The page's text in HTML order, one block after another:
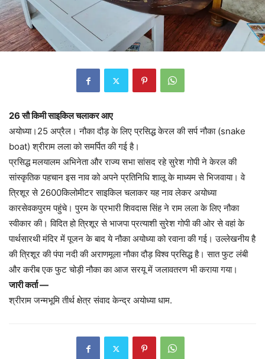
26 सौ किमी साइकिल चलाकर आए
अयोध्या।25 अप्रैल। नौका दौड़ के लिए प्रसिद्ध केरल की सर्प नौका (snake
boat) श्रीराम लला को समर्पित की गई है।
प्रसिद्ध मलयालम अभिनेता और राज्य सभा सांसद रहे सुरेश गोपी ने केरल की
सांस्कृतिक पहचान इस नाव को अपने प्रतिनिधि शालू के माध्यम से भिजवाया। वे
त्रिशूर से 2600किलोमीटर साइकिल चलाकर यह नाव लेकर अयोध्या
कारसेवकपुरम पहुंचे। पुरम के प्रभारी शिवदास सिंह ने राम लला के लिए नौका
स्वीकार की। विदित हो त्रिशूर से भाजपा प्रत्याशी सुरेश गोपी की ओर से वहां के
पार्थसारथी मंदिर में पूजन के बाद ये नौका अयोध्या को रवाना की गई। उल्लेखनीय है
की त्रिशूर की पंपा नदी की अराणमूला नौका दौड़ विश्व प्रसिद्ध है। सात फुट लंबी
और करीब एक फुट चोड़ी नौका का आज सरयू में जलावतरण भी कराया गया।
जारी कर्ता —
श्रीराम जन्मभूमि तीर्थ क्षेत्र संवाद केन्द्र अयोध्या धाम.